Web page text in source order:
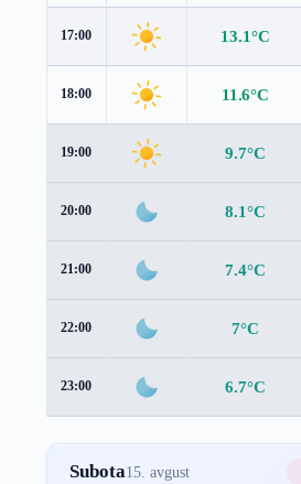
17:00 13.1°C
18:00 11.6°C
19:00 9.7°C
20:00 8.1°C
21:00 7.4°C
22:00 7°C
23:00 6.7°C
Subota15. avgust